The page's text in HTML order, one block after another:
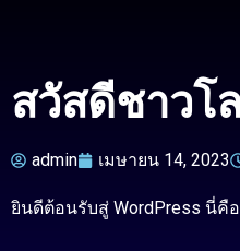
สวัสดีชาวโ
admin เมษายน 14, 2023
ยินดีต้อนรับสู่ WordPress นี่คื